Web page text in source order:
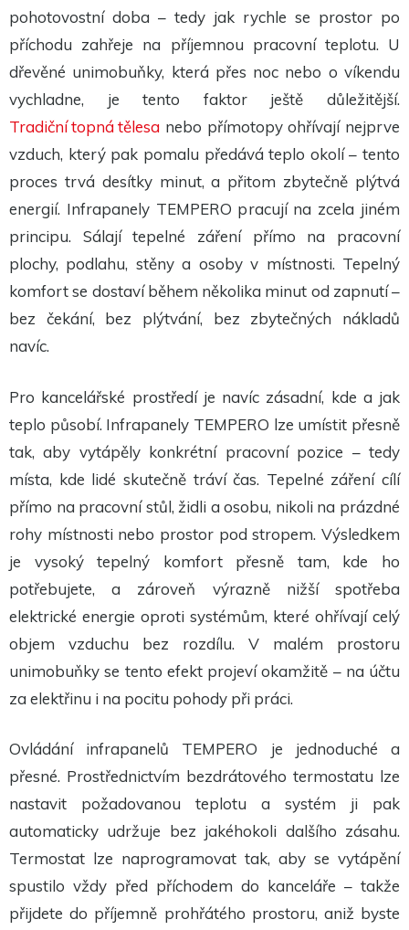
pohotovostní doba – tedy jak rychle se prostor po
příchodu zahřeje na příjemnou pracovní teplotu. U
dřevěné unimobuňky, která přes noc nebo o víkendu
vychladne, je tento faktor ještě důležitější.
Tradiční topná tělesa nebo přímotopy ohřívají nejprve
vzduch, který pak pomalu předává teplo okolí – tento
proces trvá desítky minut, a přitom zbytečně plýtvá
energií. Infrapanely TEMPERO pracují na zcela jiném
principu. Sálají tepelné záření přímo na pracovní
plochy, podlahu, stěny a osoby v místnosti. Tepelný
komfort se dostaví během několika minut od zapnutí –
bez čekání, bez plýtvání, bez zbytečných nákladů
navíc.
Pro kancelářské prostředí je navíc zásadní, kde a jak
teplo působí. Infrapanely TEMPERO lze umístit přesně
tak, aby vytápěly konkrétní pracovní pozice – tedy
místa, kde lidé skutečně tráví čas. Tepelné záření cílí
přímo na pracovní stůl, židli a osobu, nikoli na prázdné
rohy místnosti nebo prostor pod stropem. Výsledkem
je vysoký tepelný komfort přesně tam, kde ho
potřebujete, a zároveň výrazně nižší spotřeba
elektrické energie oproti systémům, které ohřívají celý
objem vzduchu bez rozdílu. V malém prostoru
unimobuňky se tento efekt projeví okamžitě – na účtu
za elektřinu i na pocitu pohody při práci.
Ovládání infrapanelů TEMPERO je jednoduché a
přesné. Prostřednictvím bezdrátového termostatu lze
nastavit požadovanou teplotu a systém ji pak
automaticky udržuje bez jakéhokoli dalšího zásahu.
Termostat lze naprogramovat tak, aby se vytápění
spustilo vždy před příchodem do kanceláře – takže
přijdete do příjemně prohřátého prostoru, aniž byste
nejlépe.
cookies
některé
funkce z
webu zmizí.
Marketing
Sdílením svých
při návštěvě
našich stránek
zvyšujete šanci na
personalizovaného
obsahu a nabídek.